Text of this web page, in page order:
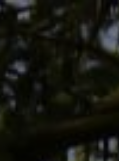
Panneau de gestion des cookies